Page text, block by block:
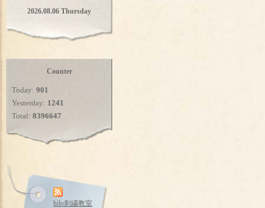
2026.08.06 Thursday
Counter
Today: 901
Yesterday: 1241
Total: 8396647
hilo刺繍教室